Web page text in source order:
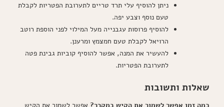
ניתן להוסיף עלי תרד טריים לתערובת הפטריות לקבלת
טעם נוסף וצבע יפה.
להוסיף פרוסות עגבנייה מעל המילוי לפני הוספת רוטב
הרויאל לקבלת טעם חמצמץ ומרענן.
להעשיר את המנה, אפשר להוסיף קוביות גבינת פטה
לתערובת הפטריות.
שאלות ותשובות